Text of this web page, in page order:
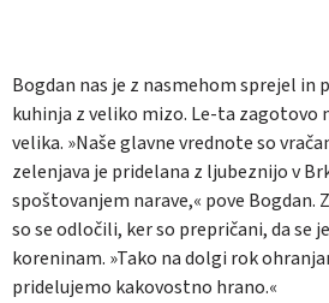
Bogdan nas je z nasmehom sprejel in
kuhinja z veliko mizo. Le-ta zagotovo
velika. »Naše glavne vrednote so
zelenjava je pridelana z ljubeznijo v
spoštovanjem narave,« pove Bogdan.
so se odločili, ker so prepričani, da se
koreninam. »Tako na dolgi rok
pridelujemo kakovostno hrano.«